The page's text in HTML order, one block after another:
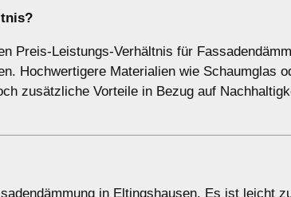
Preis-Leistungs-Verhältnis für
Hochwertigere Materialien wie Schaumglas
zusätzliche Vorteile in Bezug auf
in Eltingshausen. Es ist leicht